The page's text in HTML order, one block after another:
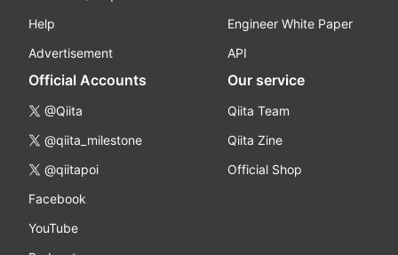
Help
Advertisement
Engineer White Paper
API
Official Accounts
@Qiita
@qiita_milestone
@qiitapoi
Facebook
YouTube
Our service
Qiita Team
Qiita Zine
Official Shop